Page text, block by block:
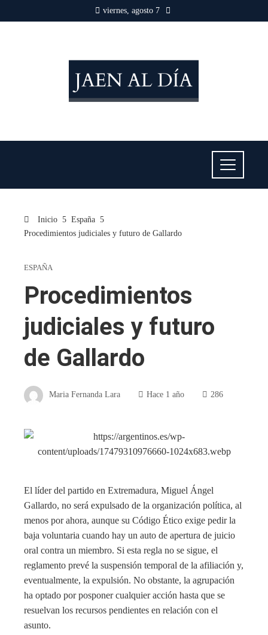
viernes, agosto 7
Inicio
España
Procedimientos judiciales y futuro de Gallardo
ESPAÑA
Procedimientos
judiciales y futuro
de Gallardo
Maria Fernanda Lara Hace 1 año 286
El líder del partido en Extremadura, Miguel Ángel
Gallardo, no será expulsado de la organización política, al
menos por ahora, aunque su Código Ético exige pedir la
baja voluntaria cuando hay un auto de apertura de juicio
oral contra un miembro. Si esta regla no se sigue, el
reglamento prevé la suspensión temporal de la afiliación y,
eventualmente, la expulsión. No obstante, la agrupación
ha optado por posponer cualquier acción hasta que se
resuelvan los recursos pendientes en relación con el
asunto.